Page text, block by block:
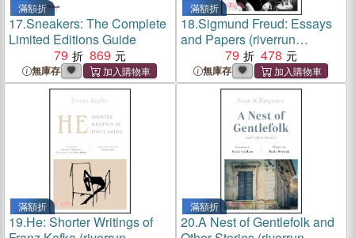
滿額折
17.Sneakers: The Complete
Limited Editions Guide
79
869
無庫存
滿額折
18.Sigmund Freud: Essays
and Papers (riverrun
editions)79 478
無庫存
滿額折
19.He: Shorter Writings of
滿額折
20.A Nest of Gentlefolk and